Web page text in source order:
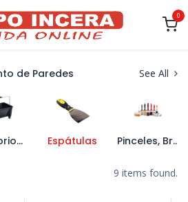
0
de Paredes See All
Accesorios de Pintura Espátulas Pinceles, Brochas y Rodillos
9 items found.